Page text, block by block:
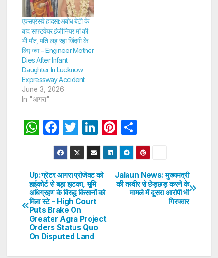
एक्सप्रेसवे हादसा:अबोध बेटी के
बाद साफ्टवेयर इंजीनियर मां की
भी मौत, पति लड़ रहा जिंदगी के
लिए जंग – Engineer Mother
Dies After Infant
Daughter In Lucknow
Expressway Accident
June 3, 2026
In "आगरा"
W
s
A
p
p
F
a
c
e
b
o
o
k
T
w
itt
er
Li
n
k
e
dI
Pi
nt
er
e
st
h
ar
e
Post
navigation
Jalaun News: मुख्यमंत्री
की तस्वीर से छेड़छाड़ करने के
मामले में दूसरा आरोपी भी
गिरफ्तार
Up:ग्रेटर आगरा प्रोजेक्ट को
हाईकोर्ट से बड़ा झटका, भूमि
अधिग्रहण के विरुद्ध किसानों को
मिला स्टे – High Court
Puts Brake On
Greater Agra Project
Orders Status Quo
On Disputed Land